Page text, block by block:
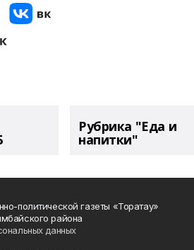
Рубрика "Еда и
напитки"
политической газеты «Торатау»
района
данных